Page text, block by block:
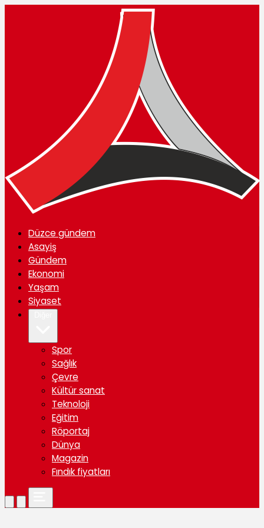
Düzce gündem
Asayiş
Gündem
Ekonomi
Yaşam
Siyaset
Spor
Sağlık
Çevre
Kültür sanat
Teknoloji
Eğitim
Röportaj
Dünya
Magazin
Fındık fiyatları